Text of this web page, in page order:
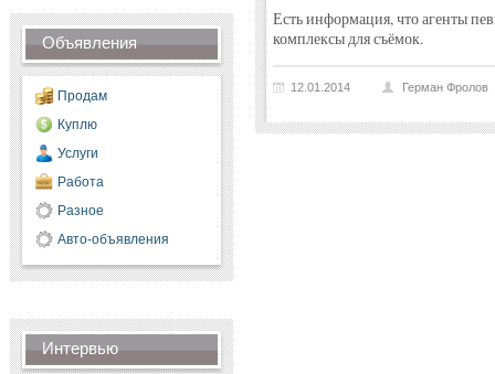
Объявления
Продам
Куплю
Услуги
Работа
Разное
Авто-объявления
Интервью
Есть информация, что агенты
комплексы для съёмок.
12.01.2014 Герман Фролов